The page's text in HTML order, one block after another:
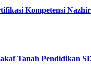
Kompetensi
Tanah Pendidikan